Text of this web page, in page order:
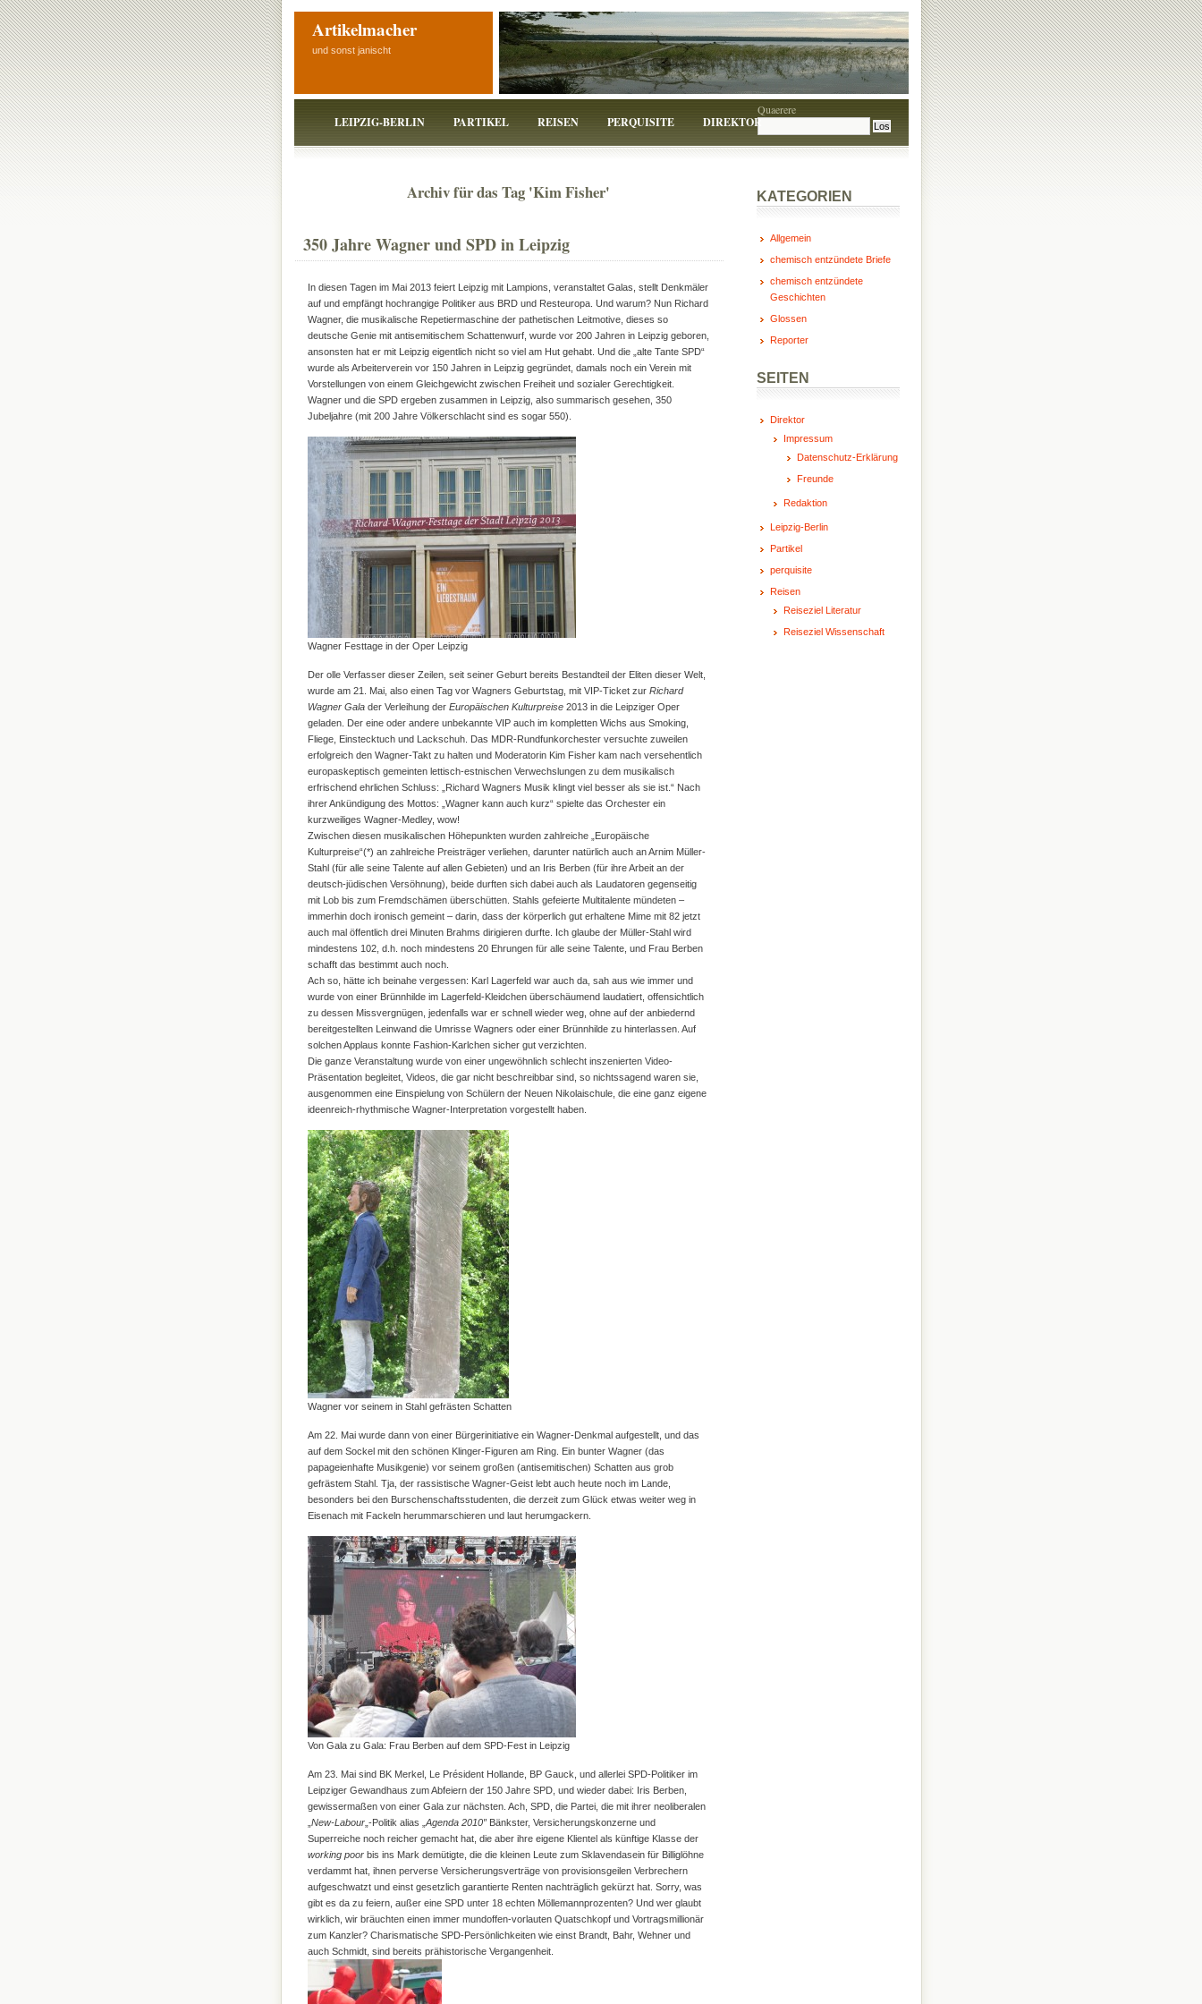
Artikelmacher
und sonst janischt
LEIPZIG-BERLIN PARTIKEL REISEN PERQUISITE DIREKTOR
Quaerere
Archiv für das Tag 'Kim Fisher'
350 Jahre Wagner und SPD in Leipzig
In diesen Tagen im Mai 2013 feiert Leipzig mit Lampions, veranstaltet Galas, stellt Denkmäler
auf und empfängt hochrangige Politiker aus BRD und Resteuropa. Und warum? Nun Richard
Wagner, die musikalische Repetiermaschine der pathetischen Leitmotive, dieses so
deutsche Genie mit antisemitischem Schattenwurf, wurde vor 200 Jahren in Leipzig geboren,
ansonsten hat er mit Leipzig eigentlich nicht so viel am Hut gehabt. Und die „alte Tante SPD“
wurde als Arbeiterverein vor 150 Jahren in Leipzig gegründet, damals noch ein Verein mit
Vorstellungen von einem Gleichgewicht zwischen Freiheit und sozialer Gerechtigkeit.
Wagner und die SPD ergeben zusammen in Leipzig, also summarisch gesehen, 350
Jubeljahre (mit 200 Jahre Völkerschlacht sind es sogar 550).
Wagner Festtage in der Oper Leipzig
Der olle Verfasser dieser Zeilen, seit seiner Geburt bereits Bestandteil der Eliten dieser Welt,
wurde am 21. Mai, also einen Tag vor Wagners Geburtstag, mit VIP-Ticket zur Richard
Wagner Galader Verleihung der Europäischen Kulturpreise2013 in die Leipziger Oper
geladen. Der eine oder andere unbekannte VIP auch im kompletten Wichs aus Smoking,
Fliege, Einstecktuch und Lackschuh. Das MDR-Rundfunkorchester versuchte zuweilen
erfolgreich den Wagner-Takt zu halten und Moderatorin Kim Fisher kam nach versehentlich
europaskeptisch gemeinten lettisch-estnischen Verwechslungen zu dem musikalisch
erfrischend ehrlichen Schluss: „Richard Wagners Musik klingt viel besser als sie ist.“ Nach
ihrer Ankündigung des Mottos: „Wagner kann auch kurz“ spielte das Orchester ein
kurzweiliges Wagner-Medley, wow!
Zwischen diesen musikalischen Höhepunkten wurden zahlreiche „Europäische
Kulturpreise“(*) an zahlreiche Preisträger verliehen, darunter natürlich auch an Arnim Müller-
Stahl (für alle seine Talente auf allen Gebieten) und an Iris Berben (für ihre Arbeit an der
deutsch-jüdischen Versöhnung), beide durften sich dabei auch als Laudatoren gegenseitig
mit Lob bis zum Fremdschämen überschütten. Stahls gefeierte Multitalente mündeten –
immerhin doch ironisch gemeint – darin, dass der körperlich gut erhaltene Mime mit 82 jetzt
auch mal öffentlich drei Minuten Brahms dirigieren durfte. Ich glaube der Müller-Stahl wird
mindestens 102, d.h. noch mindestens 20 Ehrungen für alle seine Talente, und Frau Berben
schafft das bestimmt auch noch.
Ach so, hätte ich beinahe vergessen: Karl Lagerfeld war auch da, sah aus wie immer und
wurde von einer Brünnhilde im Lagerfeld-Kleidchen überschäumend laudatiert, offensichtlich
zu dessen Missvergnügen, jedenfalls war er schnell wieder weg, ohne auf der anbiedernd
bereitgestellten Leinwand die Umrisse Wagners oder einer Brünnhilde zu hinterlassen. Auf
solchen Applaus konnte Fashion-Karlchen sicher gut verzichten.
Die ganze Veranstaltung wurde von einer ungewöhnlich schlecht inszenierten Video-
Präsentation begleitet, Videos, die gar nicht beschreibbar sind, so nichtssagend waren sie,
ausgenommen eine Einspielung von Schülern der Neuen Nikolaischule, die eine ganz eigene
ideenreich-rhythmische Wagner-Interpretation vorgestellt haben.
Wagner vor seinem in Stahl gefrästen Schatten
Am 22. Mai wurde dann von einer Bürgerinitiative ein Wagner-Denkmal aufgestellt, und das
auf dem Sockel mit den schönen Klinger-Figuren am Ring. Ein bunter Wagner (das
papageienhafte Musikgenie) vor seinem großen (antisemitischen) Schatten aus grob
gefrästem Stahl. Tja, der rassistische Wagner-Geist lebt auch heute noch im Lande,
besonders bei den Burschenschaftsstudenten, die derzeit zum Glück etwas weiter weg in
Eisenach mit Fackeln herummarschieren und laut herumgackern.
Von Gala zu Gala: Frau Berben auf dem SPD-Fest in Leipzig
Am 23. Mai sind BK Merkel, Le Président Hollande, BP Gauck, und allerlei SPD-Politiker im
Leipziger Gewandhaus zum Abfeiern der 150 Jahre SPD, und wieder dabei: Iris Berben,
gewissermaßen von einer Gala zur nächsten. Ach, SPD, die Partei, die mit ihrer neoliberalen
New-Labour„-Politik alias „ Agenda 2010″ Bänkster, Versicherungskonzerne und
Superreiche noch reicher gemacht hat, die aber ihre eigene Klientel als künftige Klasse der
working poorbis ins Mark demütigte, die die kleinen Leute zum Sklavendasein für Billiglöhne
verdammt hat, ihnen perverse Versicherungsverträge von provisionsgeilen Verbrechern
aufgeschwatzt und einst gesetzlich garantierte Renten nachträglich gekürzt hat. Sorry, was
gibt es da zu feiern, außer eine SPD unter 18 echten Möllemannprozenten? Und wer glaubt
wirklich, wir bräuchten einen immer mundoffen-vorlauten Quatschkopf und Vortragsmillionär
zum Kanzler? Charismatische SPD-Persönlichkeiten wie einst Brandt, Bahr, Wehner und
auch Schmidt, sind bereits prähistorische Vergangenheit.
KATEGORIEN
Allgemein
chemisch entzündete Briefe
chemisch entzündete
Geschichten
Glossen
Reporter
SEITEN
Direktor
Impressum
Datenschutz-Erklärung
Freunde
Redaktion
Leipzig-Berlin
Partikel
perquisite
Reisen
Reiseziel Literatur
Reiseziel Wissenschaft